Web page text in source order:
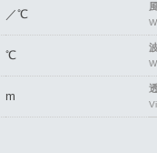
／℃
℃
m